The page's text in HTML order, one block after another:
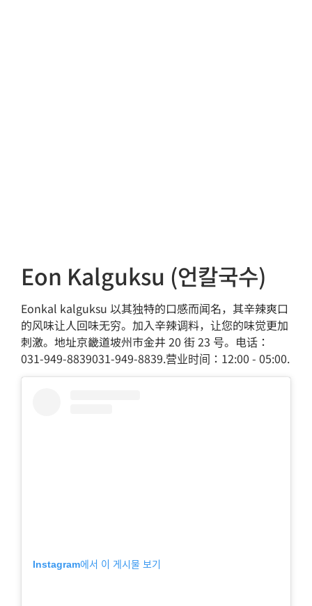
Eon Kalguksu (언칼국수)
Eonkal kalguksu 以其独特的口感而闻名，其辛辣爽口
的风味让人回味无穷。加入辛辣调料，让您的味觉更加
刺激。地址京畿道坡州市金井 20 街 23 号。电话：
031-949-8839031-949-8839.营业时间：12:00 - 05:00.
Instagram에서 이 게시물 보기